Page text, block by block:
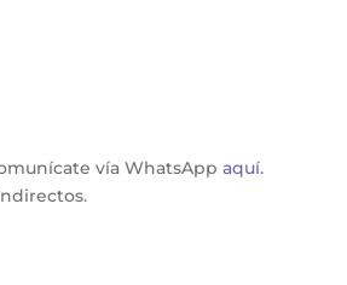
vía WhatsAppaquí.